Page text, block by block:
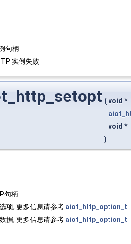
句柄
实例失败
( void *
void *
)
句柄
项, 更多信息请参考 aiot_http_option_t
据, 更多信息请参考 aiot_http_option_t